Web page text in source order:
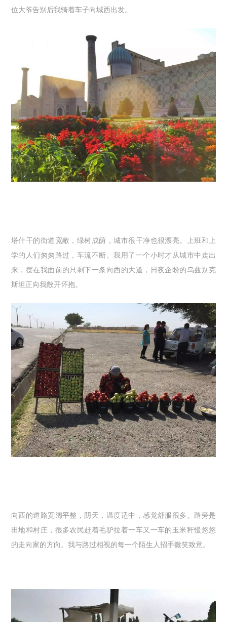
位大爷告别后我骑着车子向城西出发。
塔什干的街道宽敞，绿树成荫，城市很干净也很漂亮。上班和上
学的人们匆匆路过，车流不断。我用了一个小时才从城市中走出
来，摆在我面前的只剩下一条向西的大道，日夜企盼的乌兹别克
斯坦正向我敞开怀抱。
向西的道路宽阔平整，阴天，温度适中，感觉舒服很多。路旁是
田地和村庄，很多农民赶着毛驴拉着一车又一车的玉米秆慢悠悠
的走向家的方向。我与路过相视的每一个陌生人招手微笑致意。